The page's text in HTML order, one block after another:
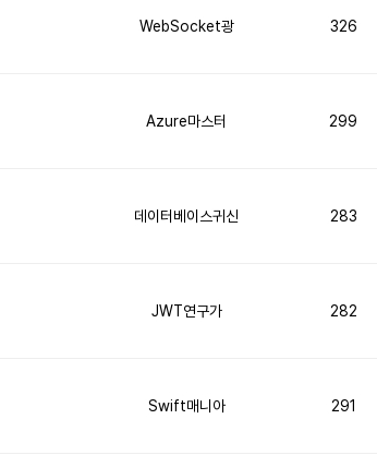
WebSocket광 326
Azure마스터 299
데이터베이스귀신 283
JWT연구가 282
Swift매니아 291